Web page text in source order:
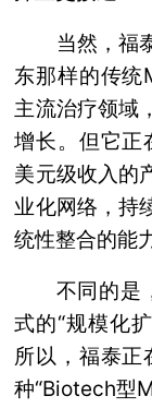
当然，福
东那样的传统
主流治疗领域
增长。但它正
美元级收入的
业化网络，持
统性整合的能
不同的是
式的“规模化
所以，福泰正
种“Biotech型